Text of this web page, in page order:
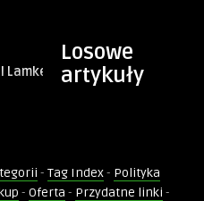
Losowe
artykuły
Lamke
- Tag Index- Polityka
- Oferta - Przydatne linki -